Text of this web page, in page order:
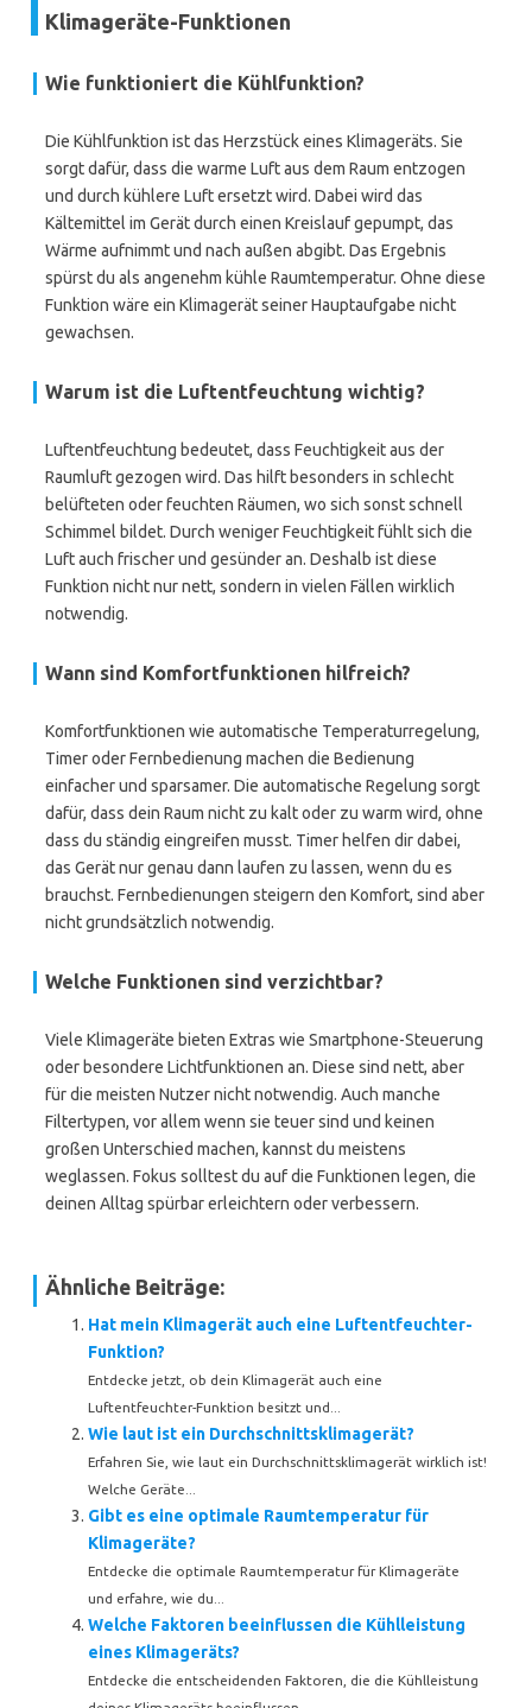
Klimageräte-Funktionen
Wie funktioniert die Kühlfunktion?
Die Kühlfunktion ist das Herzstück eines Klimageräts. Sie
sorgt dafür, dass die warme Luft aus dem Raum entzogen
und durch kühlere Luft ersetzt wird. Dabei wird das
Kältemittel im Gerät durch einen Kreislauf gepumpt, das
Wärme aufnimmt und nach außen abgibt. Das Ergebnis
spürst du als angenehm kühle Raumtemperatur. Ohne diese
Funktion wäre ein Klimagerät seiner Hauptaufgabe nicht
gewachsen.
Warum ist die Luftentfeuchtung wichtig?
Luftentfeuchtung bedeutet, dass Feuchtigkeit aus der
Raumluft gezogen wird. Das hilft besonders in schlecht
belüfteten oder feuchten Räumen, wo sich sonst schnell
Schimmel bildet. Durch weniger Feuchtigkeit fühlt sich die
Luft auch frischer und gesünder an. Deshalb ist diese
Funktion nicht nur nett, sondern in vielen Fällen wirklich
notwendig.
Wann sind Komfortfunktionen hilfreich?
Komfortfunktionen wie automatische Temperaturregelung,
Timer oder Fernbedienung machen die Bedienung
einfacher und sparsamer. Die automatische Regelung sorgt
dafür, dass dein Raum nicht zu kalt oder zu warm wird, ohne
dass du ständig eingreifen musst. Timer helfen dir dabei,
das Gerät nur genau dann laufen zu lassen, wenn du es
brauchst. Fernbedienungen steigern den Komfort, sind aber
nicht grundsätzlich notwendig.
Welche Funktionen sind verzichtbar?
Viele Klimageräte bieten Extras wie Smartphone-Steuerung
oder besondere Lichtfunktionen an. Diese sind nett, aber
für die meisten Nutzer nicht notwendig. Auch manche
Filtertypen, vor allem wenn sie teuer sind und keinen
großen Unterschied machen, kannst du meistens
weglassen. Fokus solltest du auf die Funktionen legen, die
deinen Alltag spürbar erleichtern oder verbessern.
Ähnliche Beiträge:
Hat mein Klimagerät auch eine Luftentfeuchter-
Funktion?
Entdecke jetzt, ob dein Klimagerät auch eine
Luftentfeuchter-Funktion besitzt und...
Wie laut ist ein Durchschnittsklimagerät?
Erfahren Sie, wie laut ein Durchschnittsklimagerät wirklich ist!
Welche Geräte...
Gibt es eine optimale Raumtemperatur für
Klimageräte?
Entdecke die optimale Raumtemperatur für Klimageräte
und erfahre, wie du...
Welche Faktoren beeinflussen die Kühlleistung
eines Klimageräts?
Entdecke die entscheidenden Faktoren, die die Kühlleistung